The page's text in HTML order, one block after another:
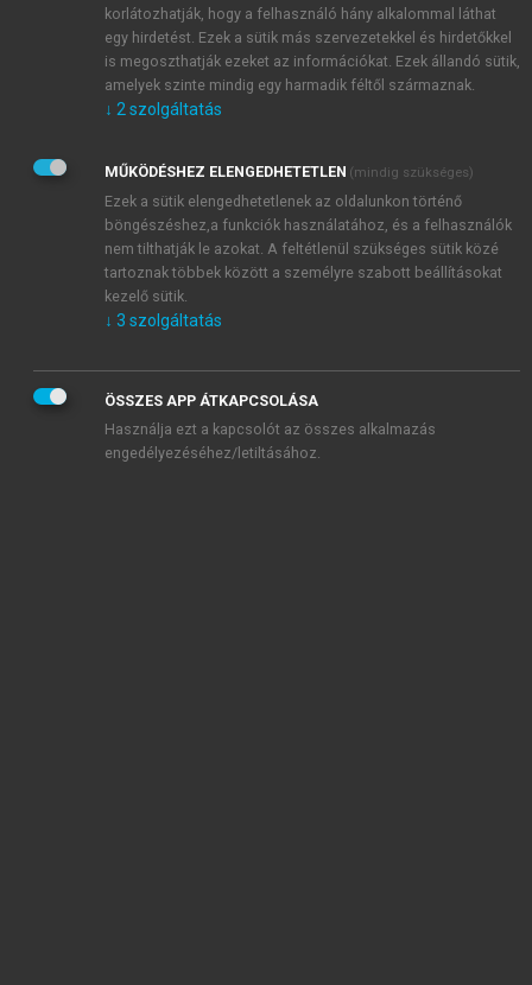
Kérek értesítést a MeRSZ újdonságairól, akcióiról.
Kérek értesítést az Akadémiai Kiadó Zrt. újdonságairól,
Adatkezelési tájékoztatóbanfoglaltakat tudomásul
veszem és elfogadom.
Általános vásárlási feltételeket, valamint a szotar.netés a
mersz.huoldalak licencszerződéseiben foglaltakat
tudomásul veszem és elfogadom.
KIPRÓBÁLOM
korlátozhatják, hogy a felhasználó hány alkalommal láthat
egy hirdetést. Ezek a sütik más szervezetekkel és hirdetőkkel
is megoszthatják ezeket az információkat. Ezek állandó sütik,
amelyek szinte mindig egy harmadik féltől származnak.
↓ 2 szolgáltatás
MŰKÖDÉSHEZ ELENGEDHETETLEN (mindig szükséges)
Ezek a sütik elengedhetetlenek az oldalunkon történő
böngészéshez,a funkciók használatához, és a felhasználók
nem tilthatják le azokat. A feltétlenül szükséges sütik közé
tartoznak többek között a személyre szabott beállításokat
kezelő sütik.
↓ 3 szolgáltatás
ÖSSZES APP ÁTKAPCSOLÁSA
Használja ezt a kapcsolót az összes alkalmazás
engedélyezéséhez/letiltásához.